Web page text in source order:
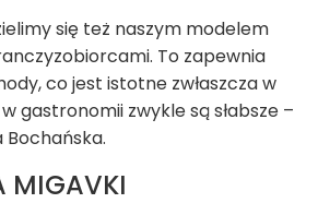
się też naszym modelem
To zapewnia
co jest istotne zwłaszcza w
gastronomii zwykle są słabsze –
MIGAVKI